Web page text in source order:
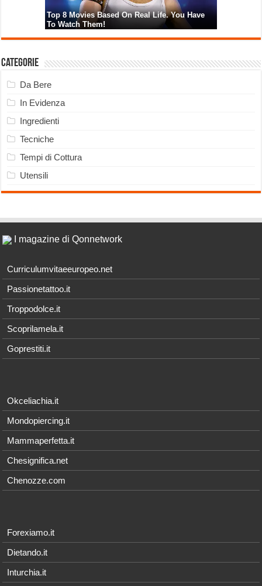
Categorie
Da Bere
In Evidenza
Ingredienti
Tecniche
Tempi di Cottura
Utensili
I magazine di Qonnetwork
Curriculumvitaeeuropeo.net
Passionetattoo.it
Troppodolce.it
Scoprilamela.it
Goprestiti.it
Okceliachia.it
Mondopiercing.it
Mammaperfetta.it
Chesignifica.net
Chenozze.com
Forexiamo.it
Dietando.it
Inturchia.it